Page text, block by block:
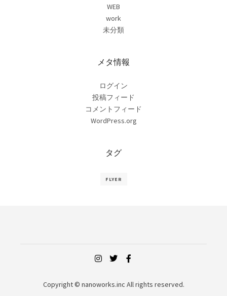
WEB
work
未分類
メタ情報
ログイン
投稿フィード
コメントフィード
WordPress.org
タグ
FLYER
Copyright © nanoworks.inc All rights reserved.